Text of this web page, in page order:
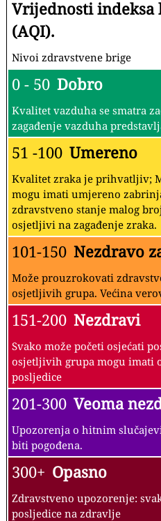
Vrijednosti indeksa
(AQI).
Nivoi zdravstvene brige
0 - 50 Dobro
Kvalitet vazduha se smatra
zagađenje vazduha
51 -100 Umereno
Kvalitet zraka je prihvatljiv;
mogu imati umjereno
zdravstveno stanje malog
osjetljivi na zagađenje zraka.
101-150 Nezdravo
Može prouzrokovati
osjetljivih grupa. Većina
151-200 Nezdravi
Svako može početi osjećati
osjetljivih grupa mogu imati
posljedice
201-300 Veoma
Upozorenja o hitnim
biti pogođena.
300+ Opasno
Zdravstveno upozorenje:
posljedice na zdravlje